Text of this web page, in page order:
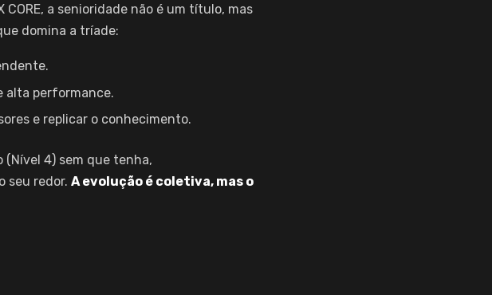
a senioridade não é um título, mas
domina a tríade:
alta performance.
e replicar o conhecimento.
(Nível 4) sem que tenha,
seu redor. A evolução é coletiva, mas o